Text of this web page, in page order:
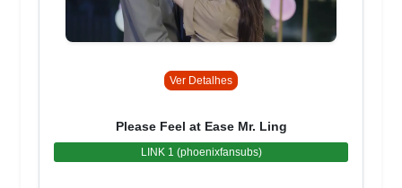
Ver Detalhes
Please Feel at Ease Mr. Ling
LINK 1 (phoenixfansubs)